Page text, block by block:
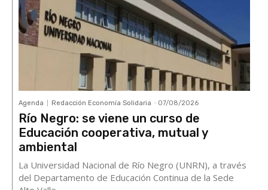
Agenda Redacción Economía Solidaria - 07/08/2026
Río Negro: se viene un curso de
Educación cooperativa, mutual y
ambiental
La Universidad Nacional de Río Negro (UNRN), a través
del Departamento de Educación Continua de la Sede